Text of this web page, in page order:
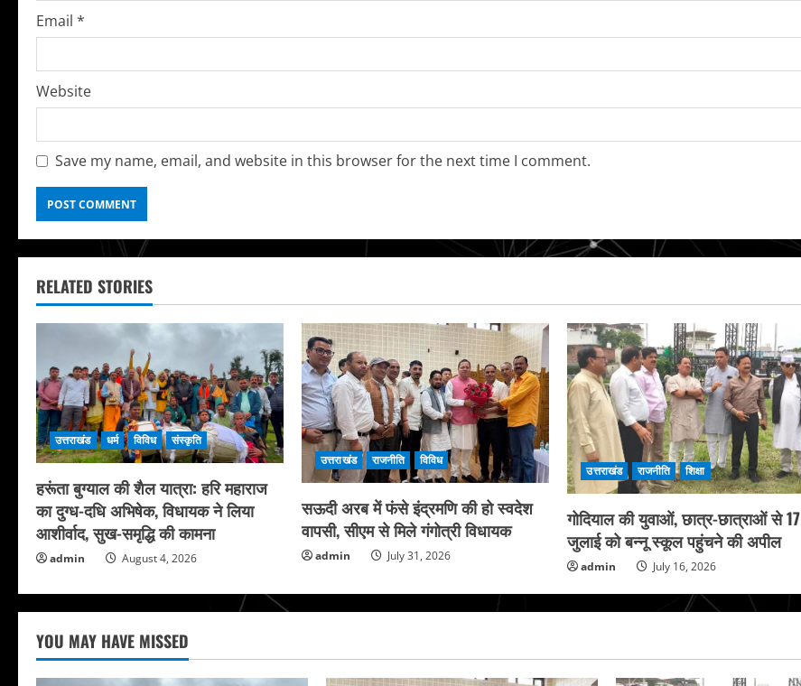
g
Email *
Website
Save my name, email, and website in this browser for the next time I comment.
RELATED STORIES
उत्तराखंड धर्म विविध संस्कृति
हरूंता बुग्याल की शैल यात्रा: हरि महाराज
का दुग्ध-दधि अभिषेक, विधायक ने लिया
आशीर्वाद, सुख-समृद्धि की कामना
admin August 4, 2026
उत्तराखंड राजनीति विविध
सऊदी अरब में फंसे इंद्रमणि की हो स्वदेश
वापसी, सीएम से मिले गंगोत्री विधायक
admin July 31, 2026
उत्तराखंड राजनीति शिक्षा
गोदियाल की युवाओं, छात्र-छात्राओं से 17
जुलाई को बन्नू स्कूल पहुंचने की अपील
admin July 16, 2026
YOU MAY HAVE MISSED